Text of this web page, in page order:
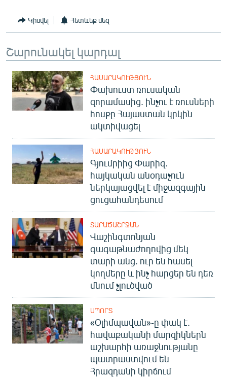
«Ազատության» բոլոր կայքերը
Կիսվել Հետևեք մեզ
Շարունակել կարդալ
ՀԱՍԱՐԱԿՈՒԹՅՈՒՆ
Փախուստ ռուսական
զորամասից. ինչու է ռուսների
հոսքը Հայաստան կրկին
ակտիվացել
ՀԱՍԱՐԱԿՈՒԹՅՈՒՆ
Գյումրիից Փարիզ․
հայկական անօդաչուն
ներկայացվել է միջազգային
ցուցահանդեսում
ՏԱՐԱԾԱՇՐՋԱՆ
Վաշինգտոնյան
գագաթնաժողովից մեկ
տարի անց. ուր են հասել
կողմերը և ինչ հարցեր են դեռ
մնում չլուծված
ՍՊՈՐՏ
«Օլիմպավան»-ը փակ է.
հավաքականի մարզիկներն
աշխարհի առաջնությանը
պատրաստվում են
Հրազդանի կիրճում